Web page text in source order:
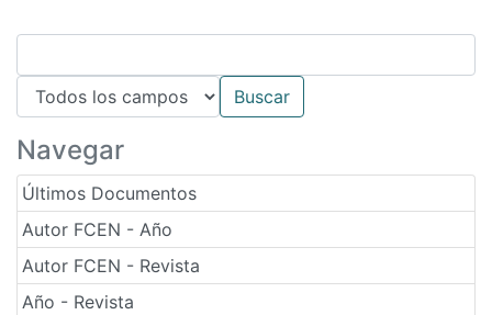
Navegar
Últimos Documentos
Autor FCEN - Año
Autor FCEN - Revista
Año - Revista